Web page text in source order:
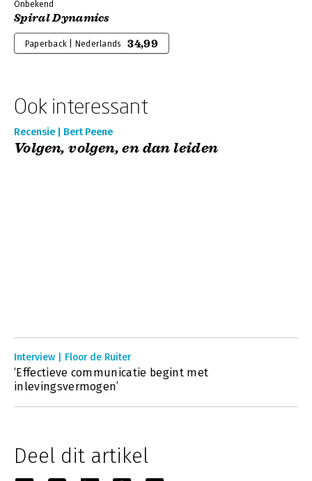
Onbekend
Spiral Dynamics
Paperback | Nederlands 34,99
Ook interessant
Recensie | Bert Peene
Volgen, volgen, en dan leiden
Interview | Floor de Ruiter
‘Effectieve communicatie begint met
inlevingsvermogen’
Deel dit artikel